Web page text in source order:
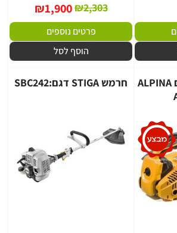
₪2,303
₪1,900
פרטים נוספים
הוסף לסל
מסור שרשרת גיגום ALPINA
חרמש STIGA דגם:SBC242